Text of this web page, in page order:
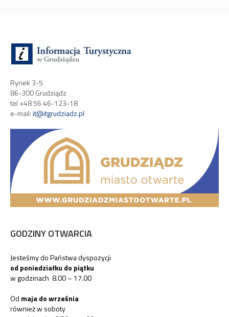
Rynek 3-5
86-300 Grudziądz
tel +48 56 46-123-18
e-mail:it@itgrudziadz.pl
GODZINY OTWARCIA
Jesteśmy do Państwa dyspozycji
od poniedziałku do piątku
w godzinach 8.00 – 17.00
Od maja do września
również w soboty